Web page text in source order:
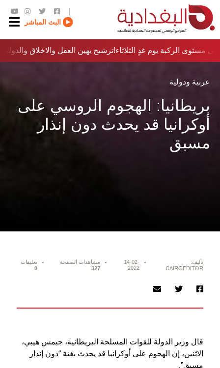
البث المباشر
ترشيح يهين العقل والاخلاق والدولة…؟!مستوى الركبة يوم غدٍ الثلاثاء
عربية ودولية
بريطانيا: الهجوم الروسي على
أوكرانيا قد يحدث دون إنذار
مسبق
تأليف:
CAIROEDITOR
14-02-
2022
مشاهدات الصفحة
327
تعليقات
0
قال وزير الدولة للقوات المسلحة البريطانية، جيمس هيبي،
الاثنين، إن الهجوم على أوكرانيا قد يحدث بغتة “دون إنذار
مسبق”.